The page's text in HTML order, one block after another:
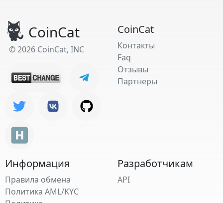
CoinCat
© 2026 CoinCat, INC
CoinCat
Контакты
Faq
Отзывы
Партнеры
Информация
Правила обмена
Политика AML/KYC
Разработчикам
API